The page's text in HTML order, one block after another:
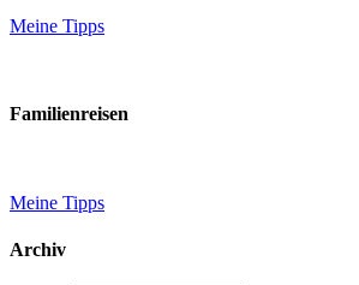
Meine Tipps
Familienreisen
Meine Tipps
Archiv